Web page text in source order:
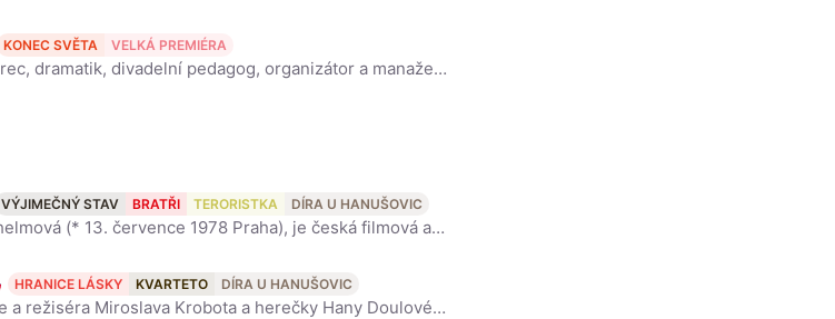
KONEC SVĚTA VELKÁ PREMIÉRA
Český divadelní režisér, herec, dramatik, divadelní pedagog, organizátor a manažer, jenž v současné době působí jakožto umělecký vedoucí Dejvického divadla.
VÝJIMEČNÝ STAV BRATŘI TERORISTKA DÍRA U HANUŠOVIC
Tatiana Dyková, rozená Vilhelmová (* 13. července 1978 Praha), je česká filmová a divadelní herečka. Za roli Moniky ve Slámově hořké komedii Štěstí obdržela v roce 2005 Českého lva pro nejlepší herečku
HRANICE LÁSKY KVARTETO DÍRA U HANUŠOVIC
Česká herečka, dcera herce a režiséra Miroslava Krobota a herečky Hany Doulové. Vystudovala činoherní herectví na DAMU. V roce 2000 se stala členkou souboru Dejvického divadla. Vedle tohoto divadla půs